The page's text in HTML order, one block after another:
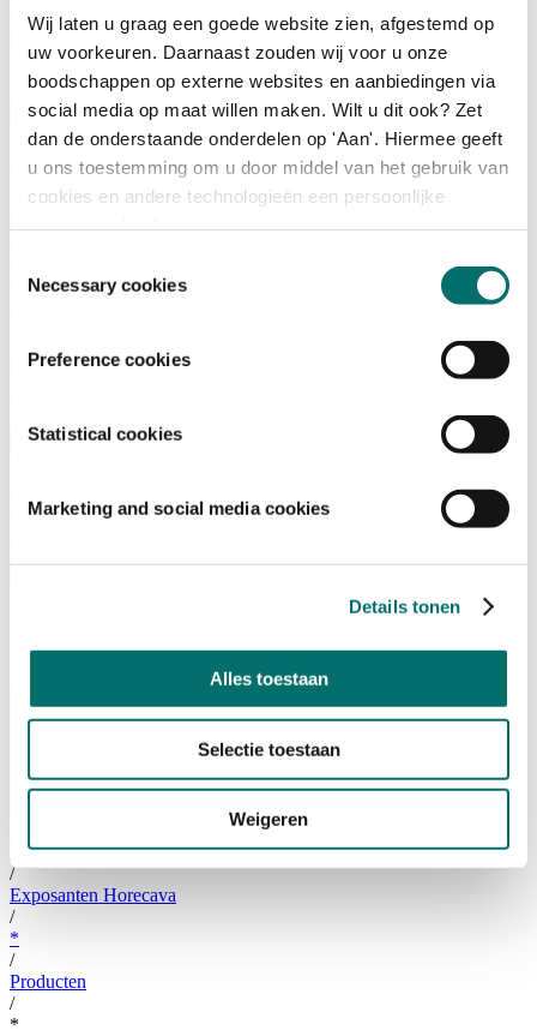
Wij laten u graag een goede website zien, afgestemd op
uw voorkeuren. Daarnaast zouden wij voor u onze
boodschappen op externe websites en aanbiedingen via
social media op maat willen maken. Wilt u dit ook? Zet
dan de onderstaande onderdelen op 'Aan'. Hiermee geeft
u ons toestemming om u door middel van het gebruik van
cookies en andere technologieën een persoonlijke
Necessary cookies
Preference cookies
Statistical cookies
Marketing and social media cookies
Details tonen
Alles toestaan
Selectie toestaan
Weigeren
Veelgestelde Vragen
Ticket kopen voor Horecava
TICKETS HORECAVA
Over Horecava
Over Horecava
Adviescommissie
Beursprofiel
TICKETS HORECAVA
Contact
Nieuws
Bezoeken
Home
/
Exposanten Horecava
/
*
/
Producten
/
*